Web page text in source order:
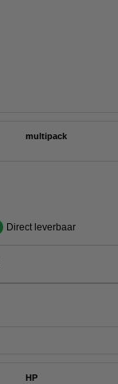
multipack
Direct leverbaar
HP